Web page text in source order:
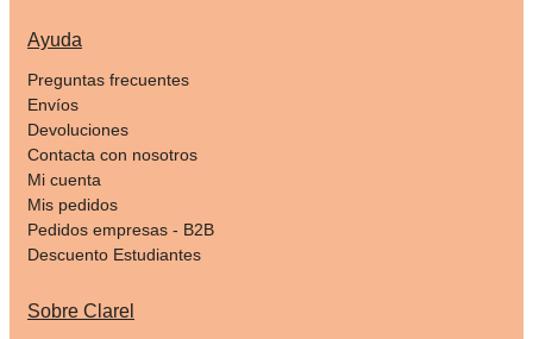
Ayuda
Preguntas frecuentes
Envíos
Devoluciones
Contacta con nosotros
Mi cuenta
Mis pedidos
Pedidos empresas - B2B
Descuento Estudiantes
Sobre Clarel